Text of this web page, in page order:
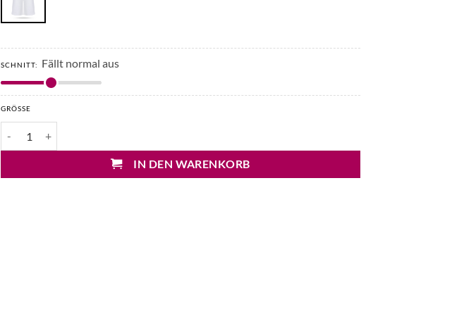
SCHNITT: Fällt normal aus
GRÖSSE
IN DEN WARENKORB